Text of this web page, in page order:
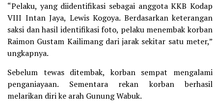
“Pelaku, yang diidentifikasi sebagai anggota KKB Kodap
VIII Intan Jaya, Lewis Kogoya. Berdasarkan keterangan
saksi dan hasil identifikasi foto, pelaku menembak korban
Raimon Gustam Kailimang dari jarak sekitar satu meter,”
ungkapnya.
Sebelum tewas ditembak, korban sempat mengalami
penganiayaan. Sementara rekan korban berhasil
melarikan diri ke arah Gunung Wabuk.